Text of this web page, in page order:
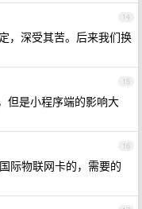
14
，深受其苦。后来我们换
15
但是小程序端的影响大
16
际物联网卡的，需要的